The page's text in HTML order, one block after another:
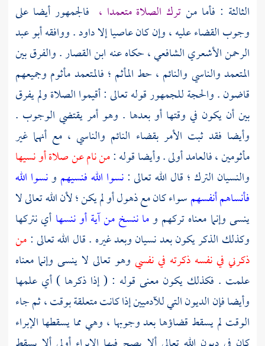
الثالثة : فأما من ترك الصلاة متعمدا ، فالجمهور أيضا على
وجوب القضاء عليه ، وإن كان عاصيا إلاداود. ووافقهأبو عبد
الرحمن الأشعريالشافعي ، حكاه عنه ابن القصار. والفرق بين
المتعمد والناسي والنائم ، حط المأثم ؛ فالمتعمد مأثوم وجميعهم
قاضون . والحجة للجمهور قوله تعالى : أقيموا الصلاة ولم يفرق
بين أن يكون في وقتها أو بعدها . وهو أمر يقتضي الوجوب .
وأيضا فقد ثبت الأمر بقضاء النائم والناسي ، مع أنهما غير
مأثومين ، فالعامد أولى . وأيضا قوله :من نام عن صلاة أو نسيها
والنسيان الترك ؛ قال الله تعالى :نسوا الله فنسيهم ونسوا الله
فأنساهم أنفسهمسواء كان مع ذهول أو لم يكن ؛ لأن الله تعالى لا
ينسى وإنما معناه تركهم وما ننسخ من آية أو ننسها أي نتركها
وكذلك الذكر يكون بعد نسيان وبعد غيره . قال الله تعالى :من
ذكرني في نفسه ذكرته في نفسي وهو تعالى لا ينسى وإنما معناه
علمت . فكذلك يكون معنى قوله : ( إذا ذكرها ) أي علمها
وأيضا فإن الديون التي للآدميين إذا كانت متعلقة بوقت ، ثم جاء
الوقت لم يسقط قضاؤها بعد وجوبها ، وهي مما يسقطها الإبراء